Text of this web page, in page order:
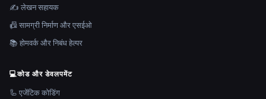
✍️ लेखन सहायक
📠 सामग्री निर्माण और एसईओ
📚 होमवर्क और निबंध हेल्पर
💻कोड और डेवलपमेंट
🦾 एजेंटिक कोडिंग